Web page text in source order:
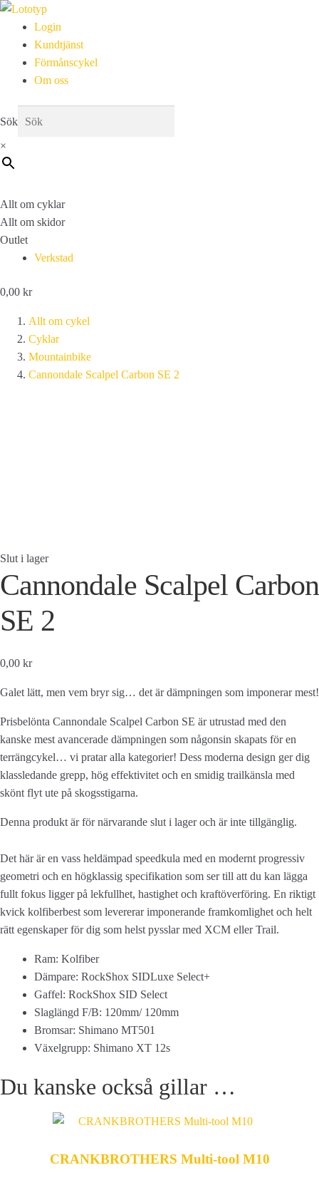
Login
Kundtjänst
Förmånscykel
Om oss
Sök
×
Allt om cyklar
Allt om skidor
Outlet
Verkstad
0,00 kr
Allt om cykel
Cyklar
Mountainbike
Cannondale Scalpel Carbon SE 2
Slut i lager
Cannondale Scalpel Carbon
SE 2
0,00 kr
Galet lätt, men vem bryr sig… det är dämpningen som imponerar mest!
Prisbelönta Cannondale Scalpel Carbon SE är utrustad med den
kanske mest avancerade dämpningen som någonsin skapats för en
terrängcykel… vi pratar alla kategorier! Dess moderna design ger dig
klassledande grepp, hög effektivitet och en smidig trailkänsla med
skönt flyt ute på skogsstigarna.
Denna produkt är för närvarande slut i lager och är inte tillgänglig.
Det här är en vass heldämpad speedkula med en modernt progressiv
geometri och en högklassig specifikation som ser till att du kan lägga
fullt fokus ligger på lekfullhet, hastighet och kraftöverföring. En riktigt
kvick kolfiberbest som levererar imponerande framkomlighet och helt
rätt egenskaper för dig som helst pysslar med XCM eller Trail.
Ram: Kolfiber
Dämpare: RockShox SIDLuxe Select+
Gaffel: RockShox SID Select
Slaglängd F/B: 120mm/ 120mm
Bromsar: Shimano MT501
Växelgrupp: Shimano XT 12s
Du kanske också gillar …
CRANKBROTHERS Multi-tool M10